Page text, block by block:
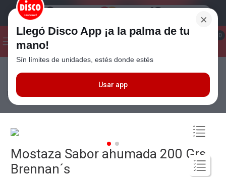
¡Hola! ¿Qué estas buscando? 0
Seleccioná el método de entrega
×
Llegó Disco App ¡a la palma de tu
mano!
Sín límites de unidades, estés donde estés
Usar app
Mostazas
Mostaza Sabor ahumada 200 Grs
Brennan´s
Mostaza Sabor ahumada 200 Grs
Brennan´s
4.
5.
Carne
6.
Yerba